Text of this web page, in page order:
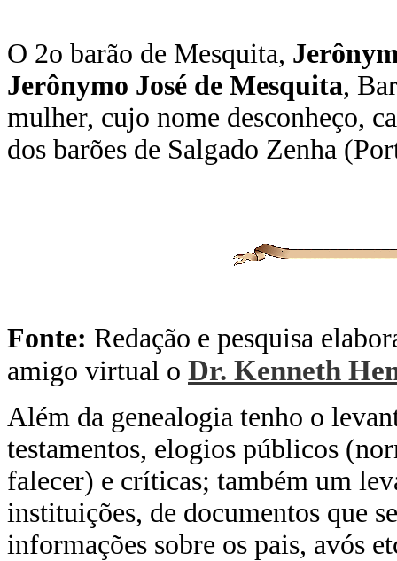
O 2o barão de Mesquita,
Jerônymo José de Mesquita,
mulher, cujo nome desconheço,
dos barões de Salgado Zenha
Fonte: Redação e pesquisa
amigo virtual o Dr. Kenneth
Além da genealogia tenho o
testamentos, elogios públicos
falecer) e críticas; também um
instituições, de documentos que
informações sobre os pais, avós